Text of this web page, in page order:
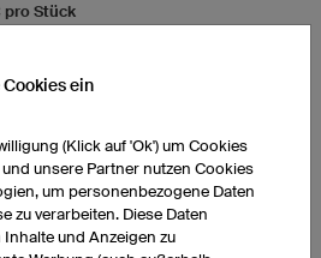
pro Stück
Cookies ein
(Klick auf 'Ok') um Cookies
unsere Partner nutzen Cookies
um personenbezogene Daten
zu verarbeiten. Diese Daten
und Anzeigen zu